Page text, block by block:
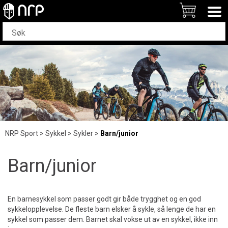
NRP Sport>Sykkel >Sykler> Barn/junior
Barn/junior
En barnesykkel som passer godt gir både trygghet og en god
sykkelopplevelse. De fleste barn elsker å sykle, så lenge de har en
sykkel som passer dem. Barnet skal vokse ut av en sykkel, ikke inn